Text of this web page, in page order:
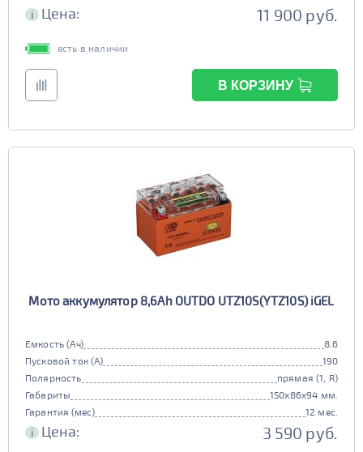
i Цена: 11 900 руб.
есть в наличии
В КОРЗИНУ
Мото аккумулятор 8,6Ah OUTDO UTZ10S(YTZ10S) iGEL
Емкость (Ач)
8.6
Пусковой ток (А)
190
Полярность
прямая (1, R)
Габариты
150x86x94 мм.
Гарантия (мес)
12 мес.
i Цена: 3 590 руб.